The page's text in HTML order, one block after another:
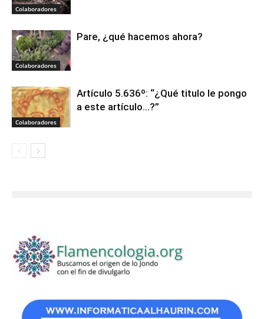
Colaboradores
Colaboradores
Pare, ¿qué hacemos ahora?
Colaboradores
Artículo 5.636º: “¿Qué titulo le pongo
a este artículo…?”